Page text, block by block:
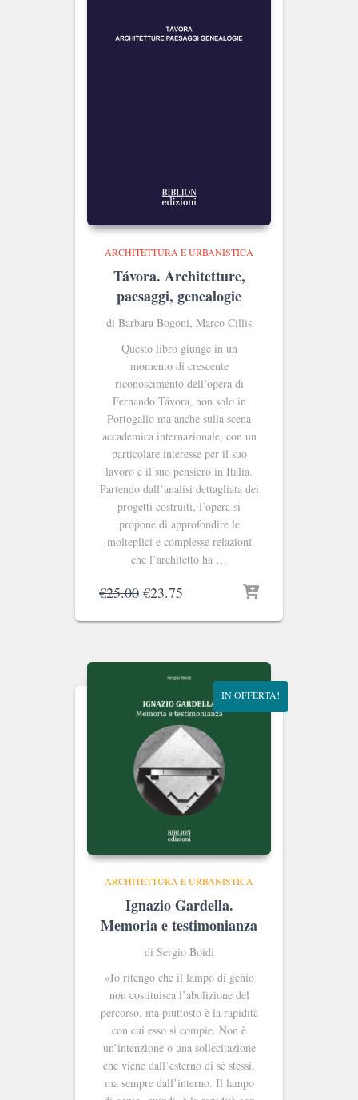
ARCHITETTURA E URBANISTICA
Távora. Architetture,
paesaggi, genealogie
di Barbara Bogoni, Marco Cillis
Questo libro giunge in un
momento di crescente
riconoscimento dell’opera di
Fernando Távora, non solo in
Portogallo ma anche sulla scena
accademica internazionale, con un
particolare interesse per il suo
lavoro e il suo pensiero in Italia.
Partendo dall’analisi dettagliata dei
progetti costruiti, l’opera si
propone di approfondire le
molteplici e complesse relazioni
che l’architetto ha …
€25.00 Il
originale
€25.00.
€23.75
attuale
€23.75.
IN OFFERTA!
ARCHITETTURA E URBANISTICA
Ignazio Gardella.
Memoria e testimonianza
di Sergio Boidi
«Io ritengo che il lampo di genio
non costituisca l’abolizione del
percorso, ma piuttosto è la rapidità
con cui esso si compie. Non è
un’intenzione o una sollecitazione
che viene dall’esterno di sé stessi,
ma sempre dall’interno. Il lampo